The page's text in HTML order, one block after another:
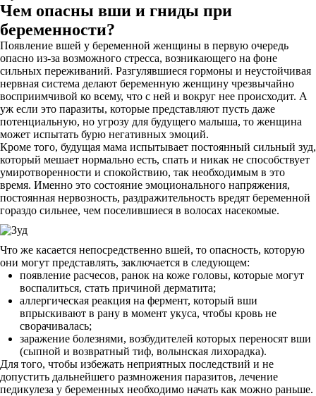
Чем опасны вши и гниды при
беременности?
Появление вшей у беременной женщины в первую очередь
опасно из-за возможного стресса, возникающего на фоне
сильных переживаний. Разгулявшиеся гормоны и неустойчивая
нервная система делают беременную женщину чрезвычайно
восприимчивой ко всему, что с ней и вокруг нее происходит. А
уж если это паразиты, которые представляют пусть даже
потенциальную, но угрозу для будущего малыша, то женщина
может испытать бурю негативных эмоций.
Кроме того, будущая мама испытывает постоянный сильный зуд,
который мешает нормально есть, спать и никак не способствует
умиротворенности и спокойствию, так необходимым в это
время. Именно это состояние эмоционального напряжения,
постоянная нервозность, раздражительность вредят беременной
гораздо сильнее, чем поселившиеся в волосах насекомые.
Что же касается непосредственно вшей, то опасность, которую
они могут представлять, заключается в следующем:
появление расчесов, ранок на коже головы, которые могут
воспалиться, стать причиной дерматита;
аллергическая реакция на фермент, который вши
впрыскивают в рану в момент укуса, чтобы кровь не
сворачивалась;
заражение болезнями, возбудителей которых переносят вши
(сыпной и возвратный тиф, волынская лихорадка).
Для того, чтобы избежать неприятных последствий и не
допустить дальнейшего размножения паразитов, лечение
педикулеза у беременных необходимо начать как можно раньше.